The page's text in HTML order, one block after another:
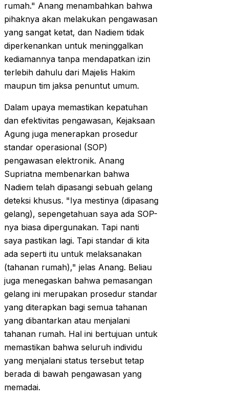
rumah." Anang menambahkan bahwa
pihaknya akan melakukan pengawasan
yang sangat ketat, dan Nadiem tidak
diperkenankan untuk meninggalkan
kediamannya tanpa mendapatkan izin
terlebih dahulu dari Majelis Hakim
maupun tim jaksa penuntut umum.
Dalam upaya memastikan kepatuhan
dan efektivitas pengawasan, Kejaksaan
Agung juga menerapkan prosedur
standar operasional (SOP)
pengawasan elektronik. Anang
Supriatna membenarkan bahwa
Nadiem telah dipasangi sebuah gelang
deteksi khusus. "Iya mestinya (dipasang
gelang), sepengetahuan saya ada SOP-
nya biasa dipergunakan. Tapi nanti
saya pastikan lagi. Tapi standar di kita
ada seperti itu untuk melaksanakan
(tahanan rumah)," jelas Anang. Beliau
juga menegaskan bahwa pemasangan
gelang ini merupakan prosedur standar
yang diterapkan bagi semua tahanan
yang dibantarkan atau menjalani
tahanan rumah. Hal ini bertujuan untuk
memastikan bahwa seluruh individu
yang menjalani status tersebut tetap
berada di bawah pengawasan yang
memadai.